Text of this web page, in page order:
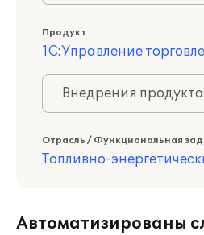
Продукт
1С:Управление
Внедрения
Отрасль / Функциональная
Топливно-
Автоматизированы